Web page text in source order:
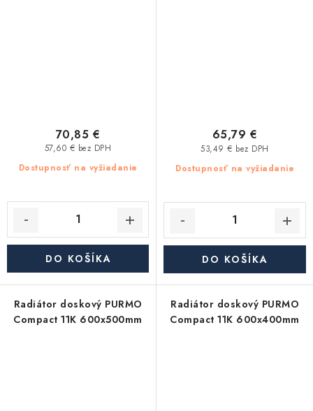
Dostupnosť na vyžiadanie
57,60 € bez DPH
70,85 €
DO KOŠÍKA
Dostupnosť na vyžiadanie
53,49 € bez DPH
65,79 €
DO KOŠÍKA
Radiátor doskový PURMO
Compact 11K 600x500mm
Radiátor doskový PURMO
Compact 11K 600x400mm